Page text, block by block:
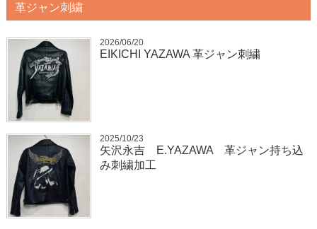
革ジャン刺繍
2026/06/20
EIKICHI YAZAWA 革ジャン刺繍
2025/10/23
矢沢永吉 E.YAZAWA 革ジャン持ち込
み刺繍加工